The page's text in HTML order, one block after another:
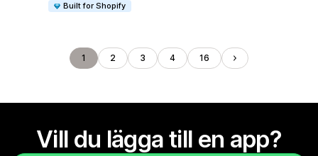
Built for Shopify
1 2 3 4 16
Vill du lägga till en app?